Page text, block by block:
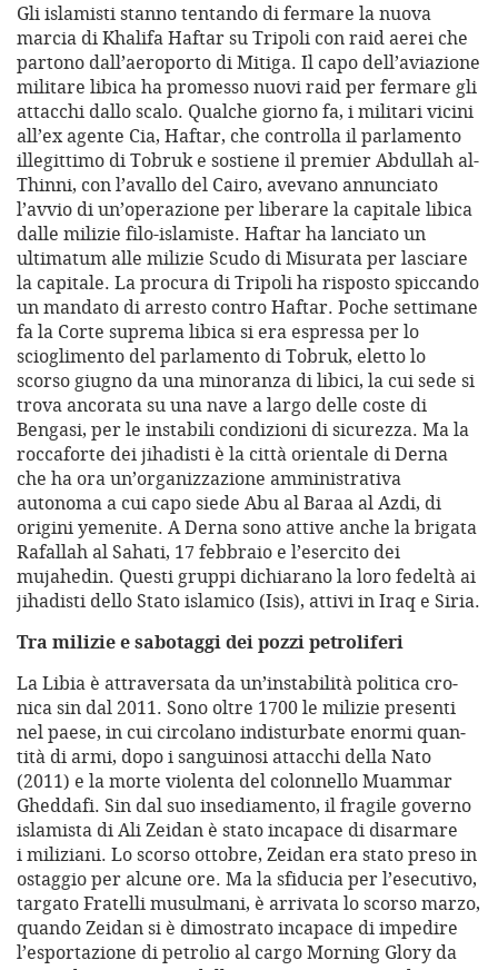
Gli islamisti stanno tentando di fermare la nuova
marcia di Khalifa Haftar su Tripoli con raid aerei che
partono dall’aeroporto di Mitiga. Il capo dell’aviazione
militare libica ha promesso nuovi raid per fermare gli
attacchi dallo scalo. Qualche giorno fa, i militari vicini
all’ex agente Cia, Haftar, che controlla il parlamento
illegittimo di Tobruk e sostiene il premier Abdullah al-
Thinni, con l’avallo del Cairo, avevano annunciato
l’avvio di un’operazione per liberare la capitale libica
dalle milizie filo-islamiste. Haftar ha lanciato un
ultimatum alle milizie Scudo di Misurata per lasciare
la capitale. La procura di Tripoli ha risposto spiccando
un mandato di arresto contro Haftar. Poche settimane
fa la Corte suprema libica si era espressa per lo
scioglimento del parlamento di Tobruk, eletto lo
scorso giugno da una minoranza di libici, la cui sede si
trova ancorata su una nave a largo delle coste di
Bengasi, per le instabili condizioni di sicurezza. Ma la
roccaforte dei jihadisti è la città orientale di Derna
che ha ora un’organizzazione amministrativa
autonoma a cui capo siede Abu al Baraa al Azdi, di
origini yemenite. A Derna sono attive anche la brigata
Rafallah al Sahati, 17 febbraio e l’esercito dei
mujahedin. Questi gruppi dichiarano la loro fedeltà ai
jihadisti dello Stato islamico (Isis), attivi in Iraq e Siria.
Tra milizie e sabotaggi dei pozzi petroliferi
La Libia è attra­ver­sata da un’instabilità poli­tica cro­
nica sin dal 2011. Sono oltre 1700 le mili­zie pre­senti
nel paese, in cui cir­co­lano indi­stur­bate enormi quan­
tità di armi, dopo i san­gui­nosi attac­chi della Nato
(2011) e la morte vio­lenta del colon­nello Muam­mar
Ghed­dafi. Sin dal suo inse­dia­mento, il fra­gile governo
isla­mi­sta di Ali Zeidan è stato inca­pace di disar­mare
i mili­ziani. Lo scorso ottobre, Zeidan era stato preso in
ostaggio per alcune ore. Ma la sfiducia per l’esecutivo,
targato Fratelli musulmani, è arrivata lo scorso marzo,
quando Zeidan si è dimostrato incapace di impedire
l’esportazione di petrolio al cargo Morning Glory da